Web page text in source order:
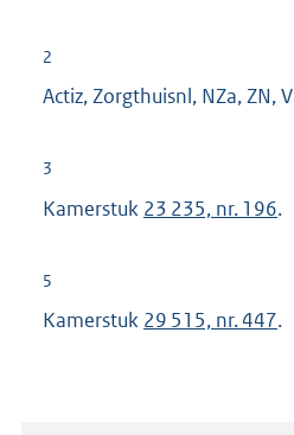
2
Actiz, Zorgthuisnl, NZa, ZN,
3
Kamerstuk 23 235, nr. 196.
5
Kamerstuk 29 515, nr. 447.